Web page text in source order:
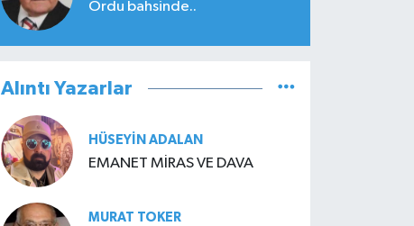
Ordu bahsinde..
Alıntı Yazarlar
HÜSEYIN ADALAN
EMANET MİRAS VE DAVA
MURAT TOKER